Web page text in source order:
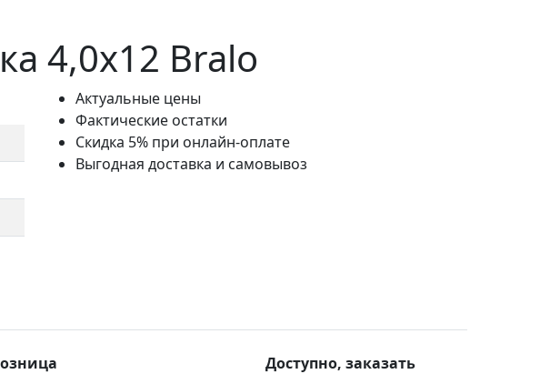
4,0х12 Bralo
Актуальные цены
Фактические остатки
Скидка 5% при онлайн-оплате
Выгодная доставка и самовывоз
Доступно, заказать